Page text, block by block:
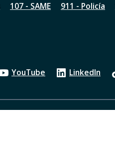
107 - SAME 911 - Policía
YouTube LinkedIn